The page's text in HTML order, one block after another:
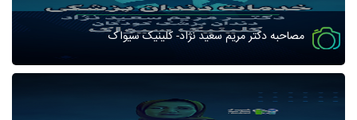
مصاحبه دکتر مریم سعید نژاد- کلینیک سیواک